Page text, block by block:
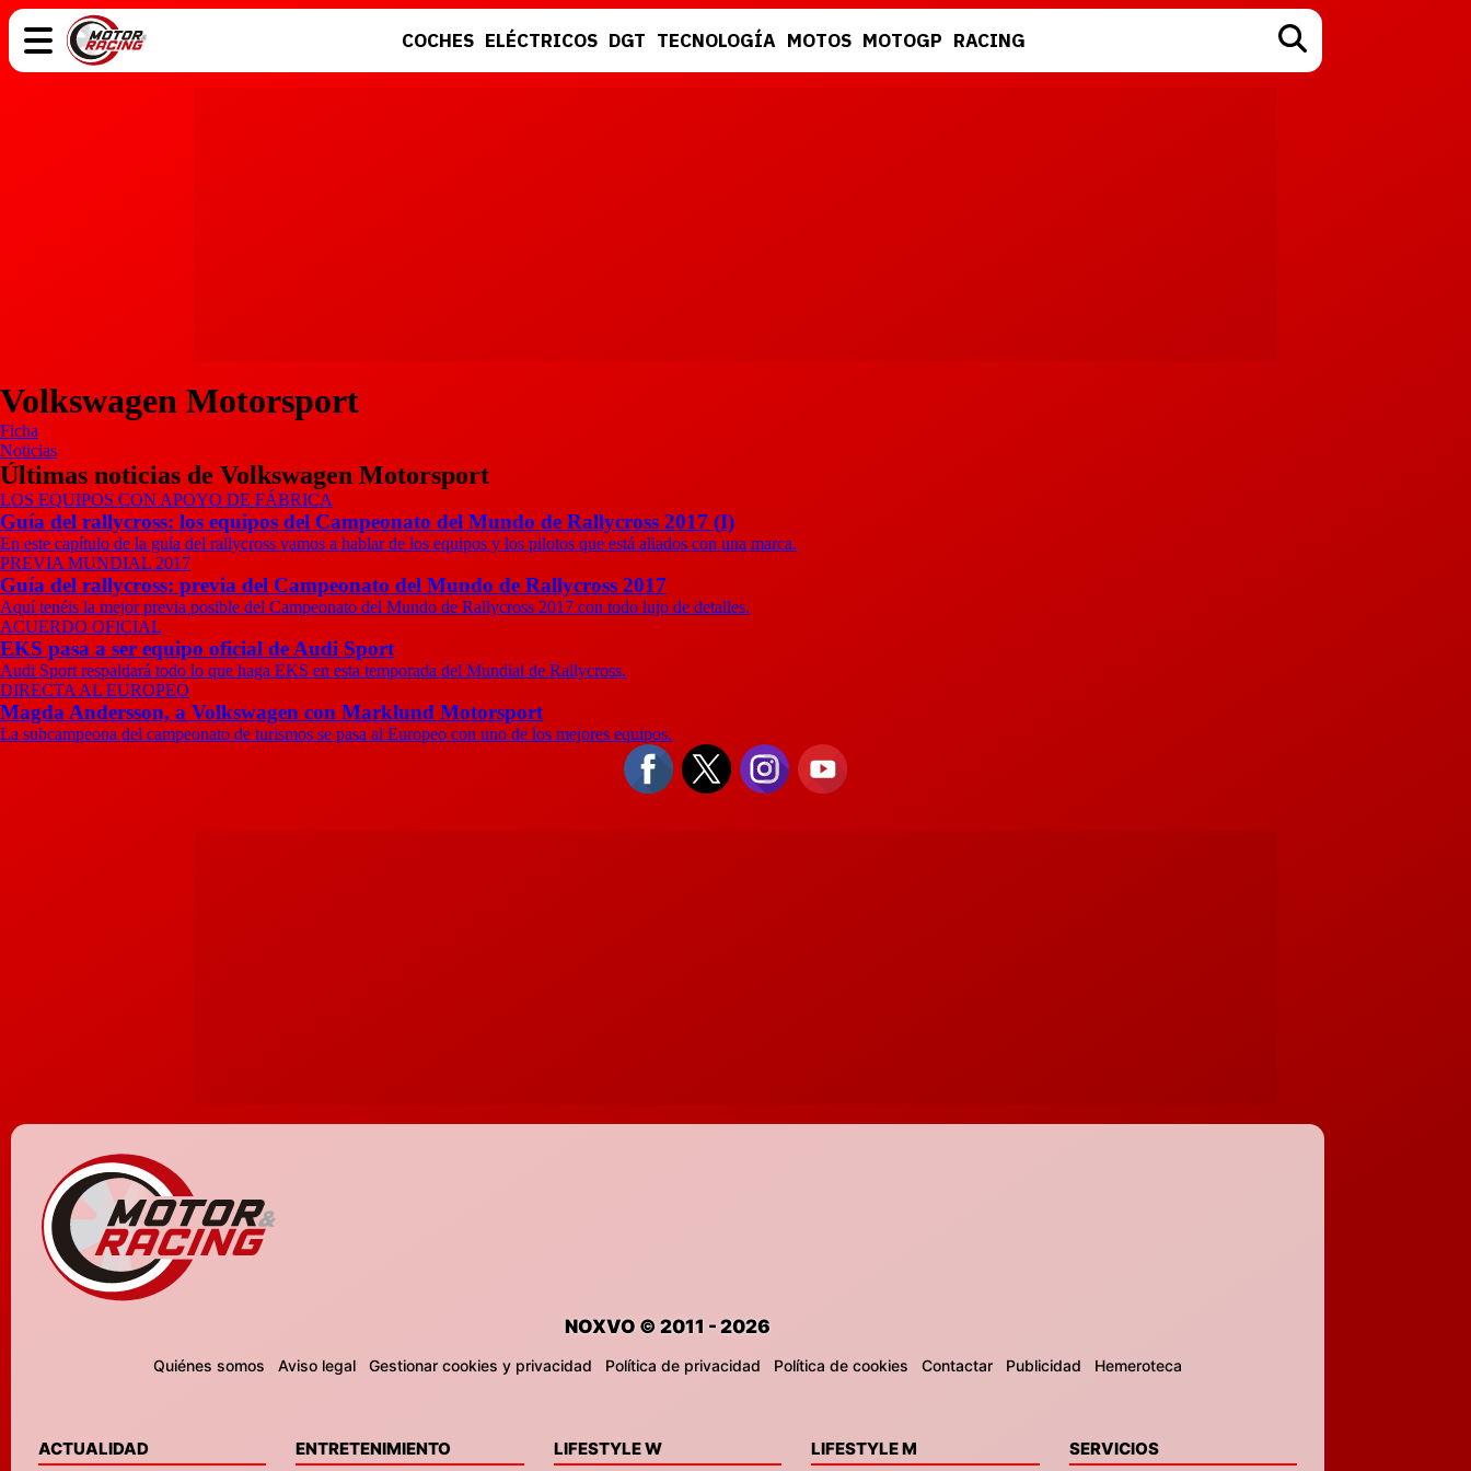
COCHES ELÉCTRICOS DGT TECNOLOGÍA MOTOS MOTOGP RACING
Volkswagen Motorsport
Ficha
Noticias
Últimas noticias de Volkswagen Motorsport
LOS EQUIPOS CON APOYO DE FÁBRICA
Guía del rallycross: los equipos del Campeonato del Mundo de Rallycross 2017 (I)
En este capítulo de la guía del rallycross vamos a hablar de los equipos y los pilotos que está aliados con una marca.
PREVIA MUNDIAL 2017
Guía del rallycross: previa del Campeonato del Mundo de Rallycross 2017
Aquí tenéis la mejor previa posible del Campeonato del Mundo de Rallycross 2017 con todo lujo de detalles.
ACUERDO OFICIAL
EKS pasa a ser equipo oficial de Audi Sport
Audi Sport respaldará todo lo que haga EKS en esta temporada del Mundial de Rallycross.
DIRECTA AL EUROPEO
Magda Andersson, a Volkswagen con Marklund Motorsport
La subcampeona del campeonato de turismos se pasa al Europeo con uno de los mejores equipos.
NOXVO © 2011 - 2026
Quiénes somos Aviso legal Gestionar cookies y privacidad Política de privacidad Política de cookies Contactar Publicidad Hemeroteca
ACTUALIDAD ENTRETENIMIENTO LIFESTYLE W LIFESTYLE M SERVICIOS